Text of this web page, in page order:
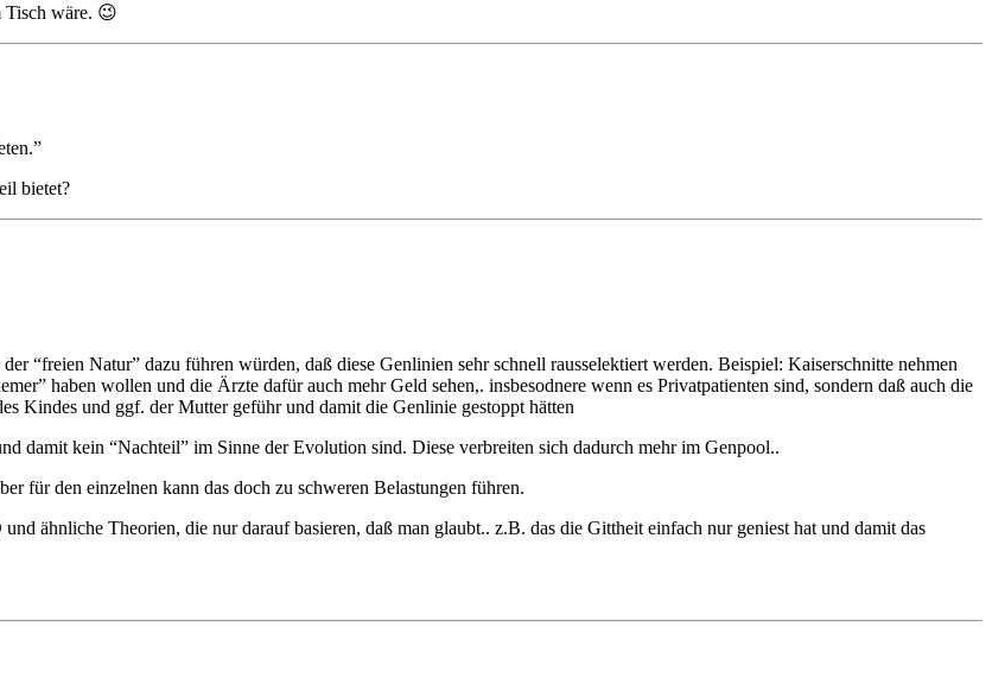
Tisch wäre. 😉
bietet?
“freien Natur” dazu führen würden, daß diese Genlinien sehr schnell rausselektiert werden. Beispiel: Kaiserschnitte nehmen
haben wollen und die Ärzte dafür auch mehr Geld sehen,. insbesodnere wenn es Privatpatienten sind, sondern daß auch die
Kindes und ggf. der Mutter geführ und damit die Genlinie gestoppt hätten
damit kein “Nachteil” im Sinne der Evolution sind. Diese verbreiten sich dadurch mehr im Genpool..
für den einzelnen kann das doch zu schweren Belastungen führen.
ähnliche Theorien, die nur darauf basieren, daß man glaubt.. z.B. das die Gittheit einfach nur geniest hat und damit das